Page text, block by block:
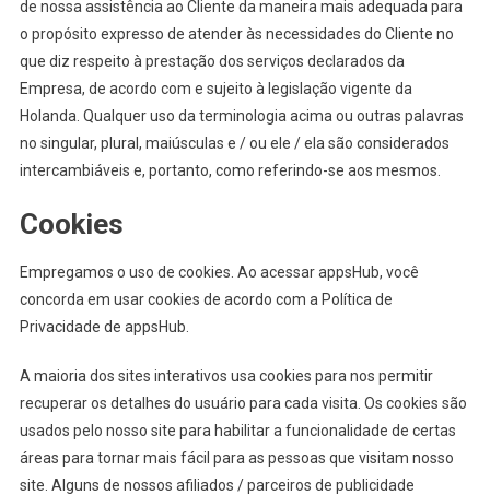
de nossa assistência ao Cliente da maneira mais adequada para
o propósito expresso de atender às necessidades do Cliente no
que diz respeito à prestação dos serviços declarados da
Empresa, de acordo com e sujeito à legislação vigente da
Holanda. Qualquer uso da terminologia acima ou outras palavras
no singular, plural, maiúsculas e / ou ele / ela são considerados
intercambiáveis e, portanto, como referindo-se aos mesmos.
Cookies
Empregamos o uso de cookies. Ao acessar appsHub, você
concorda em usar cookies de acordo com a Política de
Privacidade de appsHub.
A maioria dos sites interativos usa cookies para nos permitir
recuperar os detalhes do usuário para cada visita. Os cookies são
usados pelo nosso site para habilitar a funcionalidade de certas
áreas para tornar mais fácil para as pessoas que visitam nosso
site. Alguns de nossos afiliados / parceiros de publicidade